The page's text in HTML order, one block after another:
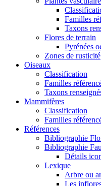
Familles
Taxons
Flores de terrain
Pyrénées
Zones de rusticité
Oiseaux
Classification
Familles
Taxons
Mammifères
Classification
Familles
Références
Bibliographie
Bibliographie
Détails
Lexique
Arbre ou
Les